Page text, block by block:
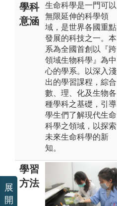
學科
意涵
生命科學是一門可以
無限延伸的科學領
域，是世界各國重點
發展的科技之一。本
系為全國首創以『跨
領域生物科學』為中
心的學系。以深入淺
出的學習課程，綜合
數、理、化及生物各
種學科之基礎，引導
學生們了解現代生命
科學之領域，以探索
未來生命科學的新
知。
學習
方法
展
開